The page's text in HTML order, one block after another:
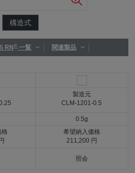
構造式
RN®一覧 関連製品
格
製造元
CLM-1201-0.5
0.5g
希望納入価格
211,200 円
照会